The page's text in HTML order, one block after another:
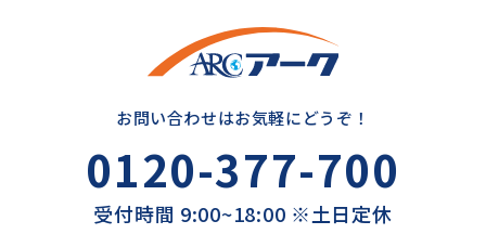
お問い合わせはお気軽にどうぞ！
0120-377-700
受付時間 9:00~18:00 ※土日定休